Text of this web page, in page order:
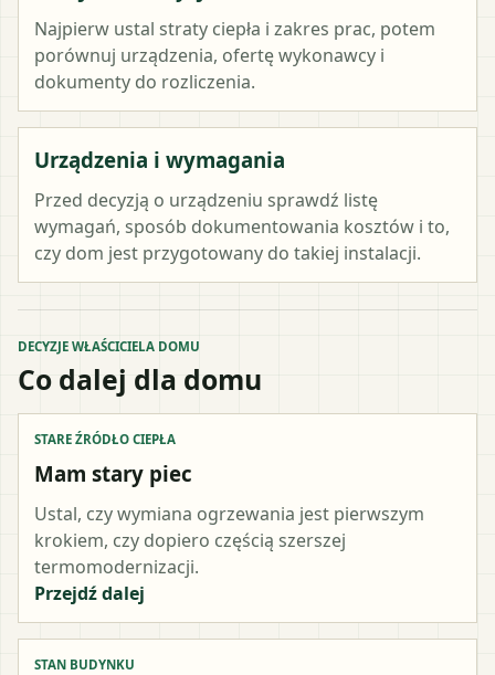
Najpierw ustal straty ciepła i zakres prac, potem
porównuj urządzenia, ofertę wykonawcy i
dokumenty do rozliczenia.
Urządzenia i wymagania
Przed decyzją o urządzeniu sprawdź listę
wymagań, sposób dokumentowania kosztów i to,
czy dom jest przygotowany do takiej instalacji.
DECYZJE WŁAŚCICIELA DOMU
Co dalej dla domu
STARE ŹRÓDŁO CIEPŁA
Mam stary piec
Ustal, czy wymiana ogrzewania jest pierwszym
krokiem, czy dopiero częścią szerszej
termomodernizacji.
Przejdź dalej
STAN BUDYNKU